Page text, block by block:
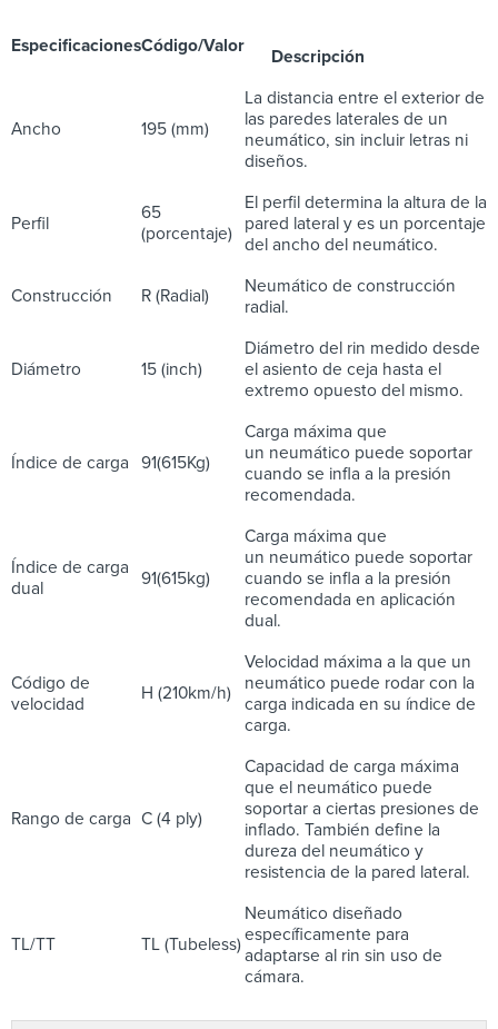
EspecificacionesCódigo/Valor
Descripción
Ancho 195 (mm)
La distancia entre el exterior de
las paredes laterales de un
neumático, sin incluir letras ni
diseños.
Perfil
65
(porcentaje)
El perfil determina la altura de la
pared lateral y es un porcentaje
del ancho del neumático.
Construcción R (Radial)
Neumático de construcción
radial.
Diámetro 15 (inch)
Diámetro del rin medido desde
el asiento de ceja hasta el
extremo opuesto del mismo.
Índice de carga 91(615Kg)
Carga máxima que
un neumático puede soportar
cuando se infla a la presión
recomendada.
Índice de carga
dual
91(615kg)
Carga máxima que
un neumático puede soportar
cuando se infla a la presión
recomendada en aplicación
dual.
Código de
velocidad
H (210km/h)
Velocidad máxima a la que un
neumático puede rodar con la
carga indicada en su índice de
carga.
Rango de carga C (4 ply)
Capacidad de carga máxima
que el neumático puede
soportar a ciertas presiones de
inflado. También define la
dureza del neumático y
resistencia de la pared lateral.
TL/TT TL (Tubeless)
Neumático diseñado
específicamente para
adaptarse al rin sin uso de
cámara.